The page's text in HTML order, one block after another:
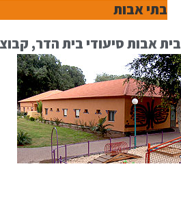
בתי אבות
בית אבות סיעודי בית הדר,